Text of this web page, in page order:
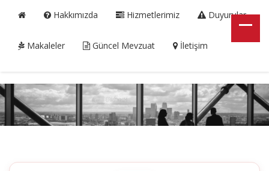
Hakkımızda Hizmetlerimiz Duyurular
Makaleler Güncel Mevzuat İletişim